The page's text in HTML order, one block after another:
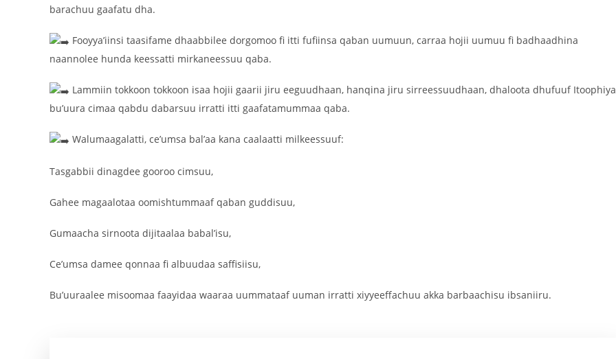
barachuu gaafatu dha.
Fooyya’iinsi taasifame dhaabbilee dorgomoo fi itti fufiinsa qaban uumuun, carraa hojii uumuu fi badhaadhina
naannolee hunda keessatti mirkaneessuu qaba.
Lammiin tokkoon tokkoon isaa hojii gaarii jiru eeguudhaan, hanqina jiru sirreessuudhaan, dhaloota dhufuuf
bu’uura cimaa qabdu dabarsuu irratti itti gaafatamummaa qaba.
Walumaagalatti, ce’umsa bal’aa kana caalaatti milkeessuuf:
Tasgabbii dinagdee gooroo cimsuu,
Gahee magaalotaa oomishtummaaf qaban guddisuu,
Gumaacha sirnoota dijitaalaa babal’isu,
Ce’umsa damee qonnaa fi albuudaa saffisiisu,
Bu’uuraalee misoomaa faayidaa waaraa uummataaf uuman irratti xiyyeeffachuu akka barbaachisu ibsaniiru.